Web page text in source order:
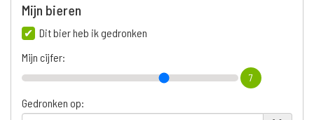
Mijn bieren
Dit bier heb ik gedronken
Mijn cijfer:
7
Gedronken op: